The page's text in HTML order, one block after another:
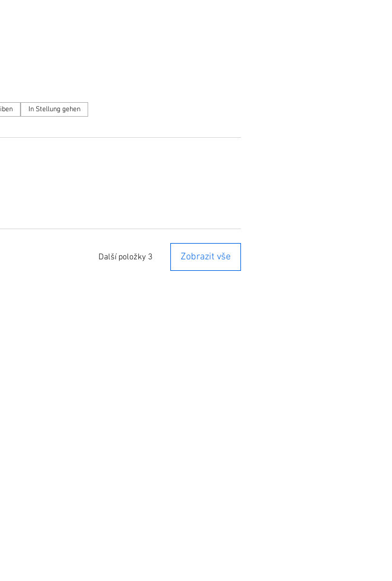
In Stellung gehen
Další položky 3 Zobrazit vše